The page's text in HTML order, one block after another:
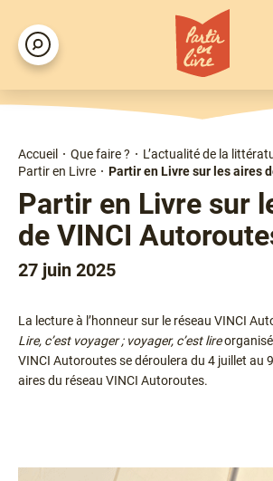
Aller
au
contenu
principal
Rechercher
Fil
d'Ariane
Accueil Que faire ?
L’actualité de la
Partir en Livre
Partir en Livre sur les aires
Partir en Livre sur
de VINCI
27 juin 2025
Chapô
La lecture à l’honneur sur le réseau VINCI
Lire, c’est voyager ; voyager, c’est lire
VINCI Autoroutes se déroulera du 4 juillet au
aires du réseau VINCI Autoroutes.